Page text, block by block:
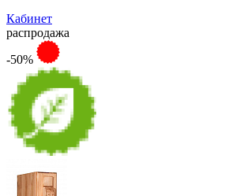
Кабинет
распродажа
-50%